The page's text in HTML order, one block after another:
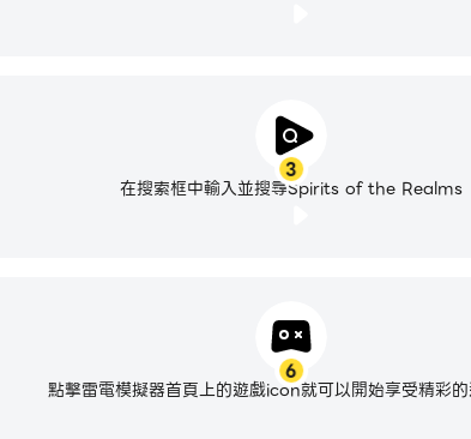
3
在搜索框中輸入並搜尋Spirits of the Realms
6
點擊雷電模擬器首頁上的遊戲icon就可以開始享受精彩的